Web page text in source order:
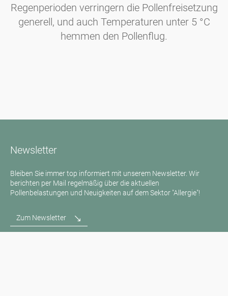
Regenperioden verringern die Pollenfreisetzung
generell, und auch Temperaturen unter 5 °C
hemmen den Pollenflug.
Newsletter
Bleiben Sie immer top informiert mit unserem Newsletter. Wir
berichten per Mail regelmäßig über die aktuellen
Pollenbelastungen und Neuigkeiten auf dem Sektor "Allergie"!
Zum Newsletter